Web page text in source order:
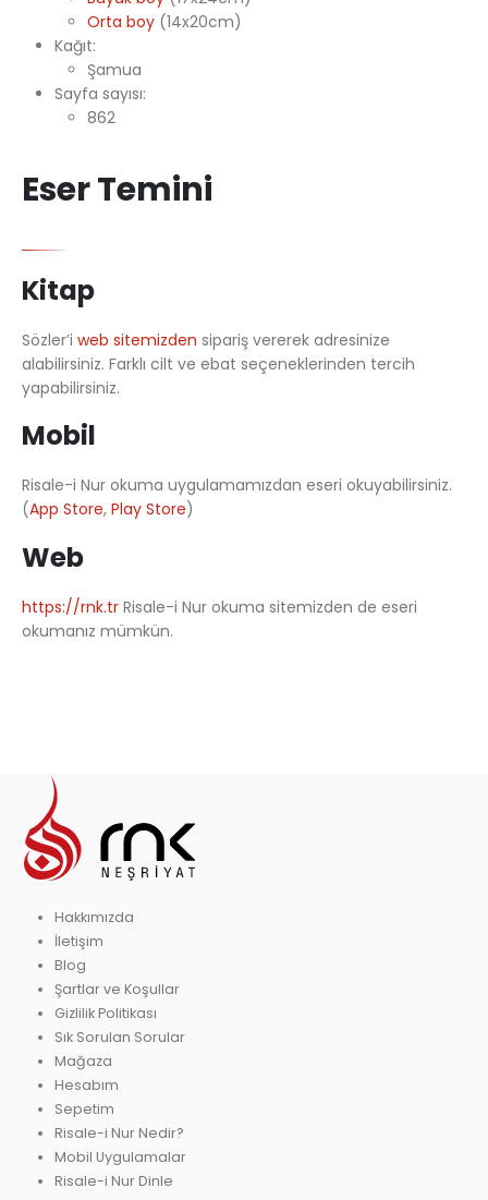
Orta boy(14x20cm)
Kağıt:
Şamua
Sayfa sayısı:
862
Eser Temini
Kitap
Sözler’i web sitemizden sipariş vererek adresinize
alabilirsiniz. Farklı cilt ve ebat seçeneklerinden tercih
yapabilirsiniz.
Mobil
Risale-i Nur okuma uygulamamızdan eseri okuyabilirsiniz.
(App Store, Play Store)
Web
https://rnk.tr Risale-i Nur okuma sitemizden de eseri
okumanız mümkün.
Hakkımızda
İletişim
Blog
Şartlar ve Koşullar
Gizlilik Politikası
Sık Sorulan Sorular
Mağaza
Hesabım
Sepetim
Risale-i Nur Nedir?
Mobil Uygulamalar
Risale-i Nur Dinle